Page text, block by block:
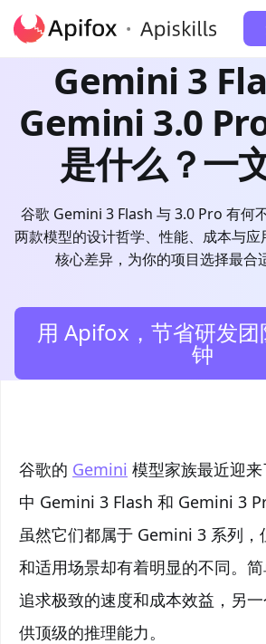
Gemini 3
Gemini 3.0
是什么？一
谷歌 Gemini 3 Flash 与 3.0 Pro 有何
两款模型的设计哲学、性能、成本与
核心差异，为你的项目选择最合
用 Apifox，节省研发
钟
谷歌的 Gemini 模型家族最近迎
中 Gemini 3 Flash 和 Gemini 3
虽然它们都属于 Gemini 3 系列，
和适用场景却有着明显的不同。
追求极致的速度和成本效益，另
供顶级的推理能力。